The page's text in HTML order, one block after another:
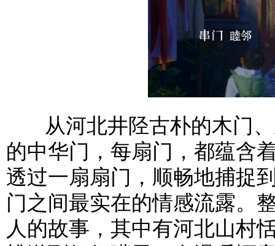
从河北井陉古朴的木门、
的中华门，每扇门，都蕴含
透过一扇扇门，顺畅地捕捉
门之间最实在的情感流露。
人的故事，其中有河北山村